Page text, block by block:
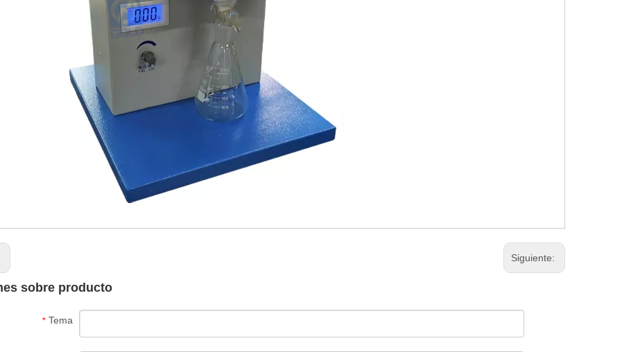
Siguiente:
sobre producto
* Tema